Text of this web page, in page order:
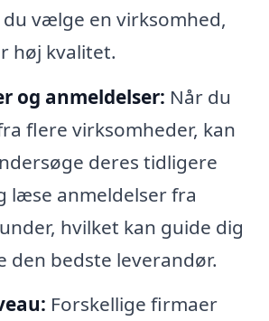
vælge en virksomhed,
høj kvalitet.
og anmeldelser: Når du
flere virksomheder, kan
deres tidligere
læse anmeldelser fra
hvilket kan guide dig
den bedste leverandør.
Forskellige firmaer